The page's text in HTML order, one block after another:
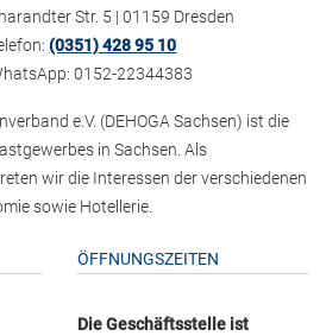
Str. 5 | 01159 Dresden
(0351) 428 95 10
0152-22344383
e.V. (DEHOGA Sachsen) ist die
in Sachsen. Als
wir die Interessen der verschiedenen
sowie Hotellerie.
ÖFFNUNGSZEITEN
Die Geschäftsstelle ist